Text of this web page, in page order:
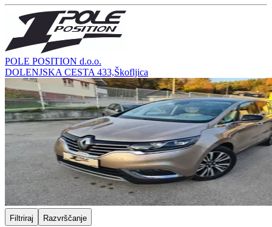
POLE POSITION d.o.o.
DOLENJSKA CESTA 433,Škofljica
Filtriraj Razvrščanje